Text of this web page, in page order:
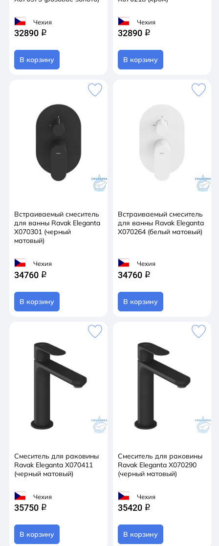
Чехия
32890 q
В корзину
Чехия
32890 q
В корзину
Встраиваемый смеситель
для ванны Ravak Eleganta
X070301 (черный
матовый)
Чехия
34760 q
В корзину
Встраиваемый смеситель
для ванны Ravak Eleganta
X070264 (белый матовый)
Чехия
34760 q
В корзину
Смеситель для раковины
Ravak Eleganta X070411
(черный матовый)
Чехия
35750 q
В корзину
Смеситель для раковины
Ravak Eleganta X070290
(черный матовый)
Чехия
35420 q
В корзину